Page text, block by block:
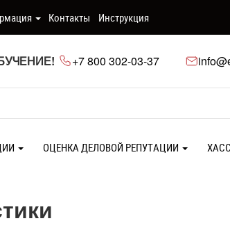
Контакты Инструкция
+7 800 302-03-37
ОЦЕНКА ДЕЛОВОЙ РЕПУТАЦИИ